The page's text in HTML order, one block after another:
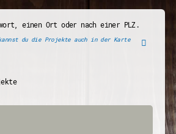
einen Ort oder nach einer PLZ.
du die Projekte auch in der Karte